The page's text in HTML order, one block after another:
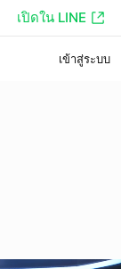
เปิดใน LINE
เข้าสู่ระบบ